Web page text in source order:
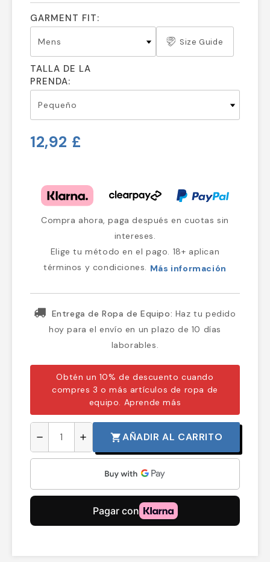
GARMENT FIT:
Size Guide
TALLA DE LA
PRENDA:
12,92 £
Compra ahora, paga después en cuotas sin
intereses.
Elige tu método en el pago. 18+ aplican
términos y condiciones. Más información
Entrega de Ropa de Equipo: Haz tu pedido
hoy para el envío en un plazo de 10 días
laborables.
Obtén un 10% de descuento cuando
compres 3 o más artículos de ropa de
equipo. Aprende más
remove add shopping_cartAÑADIR AL CARRITO